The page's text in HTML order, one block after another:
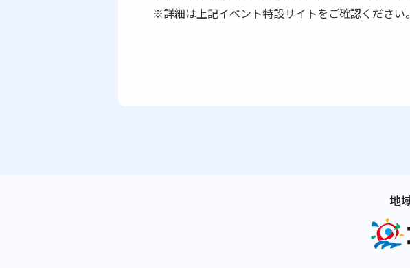
※詳細は上記イベント特設サイトをご確認ください。